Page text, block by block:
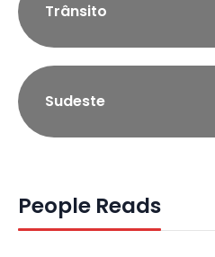
Trânsito
Sudeste
People Reads